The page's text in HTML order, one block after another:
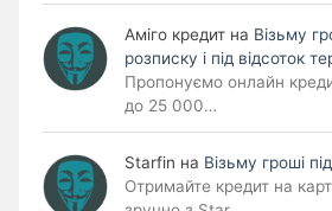
Аміго кредит на Візьму
розписку і під відсоток
Пропонуємо онлайн
до 25 000…
Starfin на Візьму гроші
Отримайте кредит на